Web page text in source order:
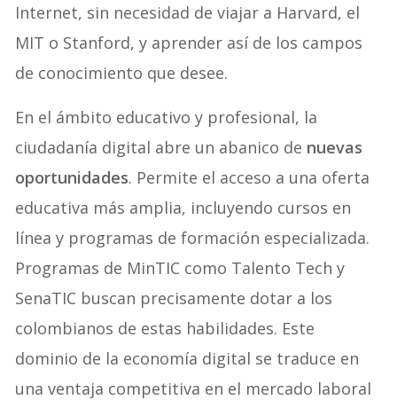
Internet, sin necesidad de viajar a Harvard, el
MIT o Stanford, y aprender así de los campos
de conocimiento que desee.
En el ámbito educativo y profesional, la
ciudadanía digital abre un abanico de nuevas
oportunidades. Permite el acceso a una oferta
educativa más amplia, incluyendo cursos en
línea y programas de formación especializada.
Programas de MinTIC como Talento Tech y
SenaTIC buscan precisamente dotar a los
colombianos de estas habilidades. Este
dominio de la economía digital se traduce en
una ventaja competitiva en el mercado laboral